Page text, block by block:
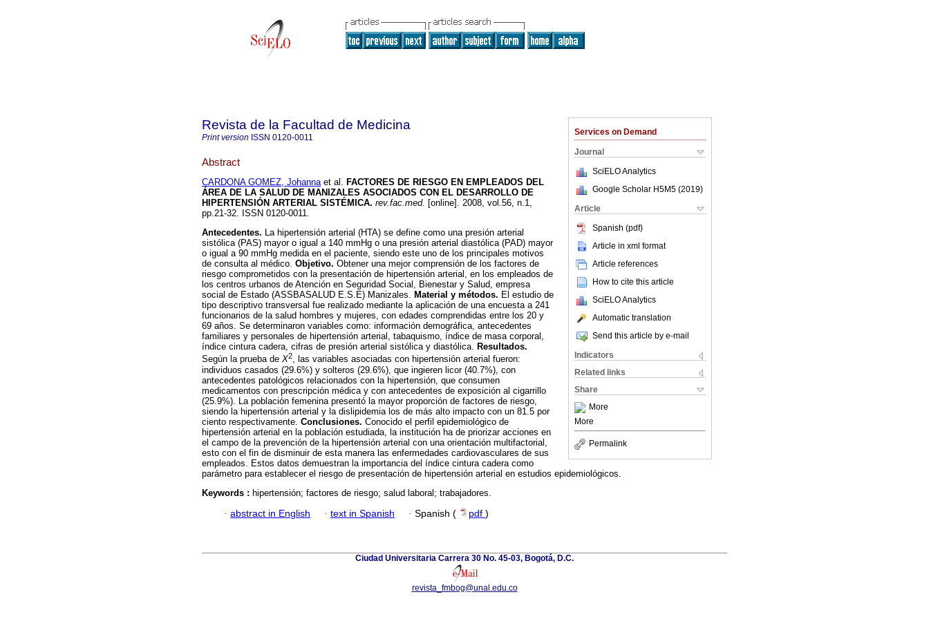
Services on Demand
Journal
SciELO Analytics
Google Scholar H5M5 (2019)
Article
Spanish (pdf)
Article in xml format
Article references
How to cite this article
SciELO Analytics
Automatic translation
Send this article by e-mail
Indicators
Related links
Share
More
More
Permalink
Revista de la Facultad de Medicina
Print version ISSN 0120-0011
Abstract
CARDONA GOMEZ, Johannaet al. FACTORES DE RIESGO EN EMPLEADOS DEL
ÁREA DE LA SALUD DE MANIZALES ASOCIADOS CON EL DESARROLLO DE
HIPERTENSIÓN ARTERIAL SISTÉMICA. rev.fac.med. [online]. 2008, vol.56, n.1,
pp.21-32. ISSN 0120-0011.
Antecedentes. La hipertensión arterial (HTA) se define como una presión arterial
sistólica (PAS) mayor o igual a 140 mmHg o una presión arterial diastólica (PAD) mayor
o igual a 90 mmHg medida en el paciente, siendo este uno de los principales motivos
de consulta al médico. Objetivo. Obtener una mejor comprensión de los factores de
riesgo comprometidos con la presentación de hipertensión arterial, en los empleados de
los centros urbanos de Atención en Seguridad Social, Bienestar y Salud, empresa
social de Estado (ASSBASALUD E.S.E) Manizales. Material y métodos. El estudio de
tipo descriptivo transversal fue realizado mediante la aplicación de una encuesta a 241
funcionarios de la salud hombres y mujeres, con edades comprendidas entre los 20 y
69 años. Se determinaron variables como: información demográfica, antecedentes
familiares y personales de hipertensión arterial, tabaquismo, índice de masa corporal,
índice cintura cadera, cifras de presión arterial sistólica y diastólica. Resultados.
Según la prueba de X2, las variables asociadas con hipertensión arterial fueron:
individuos casados (29.6%) y solteros (29.6%), que ingieren licor (40.7%), con
antecedentes patológicos relacionados con la hipertensión, que consumen
medicamentos con prescripción médica y con antecedentes de exposición al cigarrillo
(25.9%). La población femenina presentó la mayor proporción de factores de riesgo,
siendo la hipertensión arterial y la dislipidemia los de más alto impacto con un 81.5 por
ciento respectivamente. Conclusiones. Conocido el perfil epidemiológico de
hipertensión arterial en la población estudiada, la institución ha de priorizar acciones en
el campo de la prevención de la hipertensión arterial con una orientación multifactorial,
esto con el fin de disminuir de esta manera las enfermedades cardiovasculares de sus
empleados. Estos datos demuestran la importancia del índice cintura cadera como
parámetro para establecer el riesgo de presentación de hipertensión arterial en estudios epidemiológicos.
Keywords : hipertensión; factores de riesgo; salud laboral; trabajadores.
· abstract in English · text in Spanish · Spanish ( pdf )
Ciudad Universitaria Carrera 30 No. 45-03, Bogotá, D.C.
revista_fmbog@unal.edu.co